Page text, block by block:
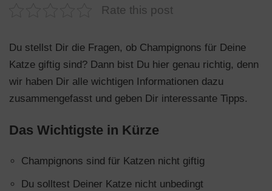
Rate this post
Du stellst Dir die Fragen, ob Champignons für Deine
Katze giftig sind? Dann bist Du hier genau richtig, denn
wir haben Dir alle wichtigen Informationen dazu
zusammengefasst und geben Dir interessante Tipps.
Das Wichtigste in Kürze
Champignons sind für Katzen nicht giftig
Du solltest Deiner Katze nicht unbedingt